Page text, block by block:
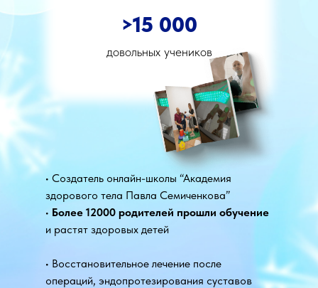
>15 000
довольных учеников
• Создатель онлайн-школы “Академия
здорового тела Павла Семиченкова”
• Более 12000 родителей прошли обучение
и растят здоровых детей
• Восстановительное лечение после
операций, эндопротезирования суставов